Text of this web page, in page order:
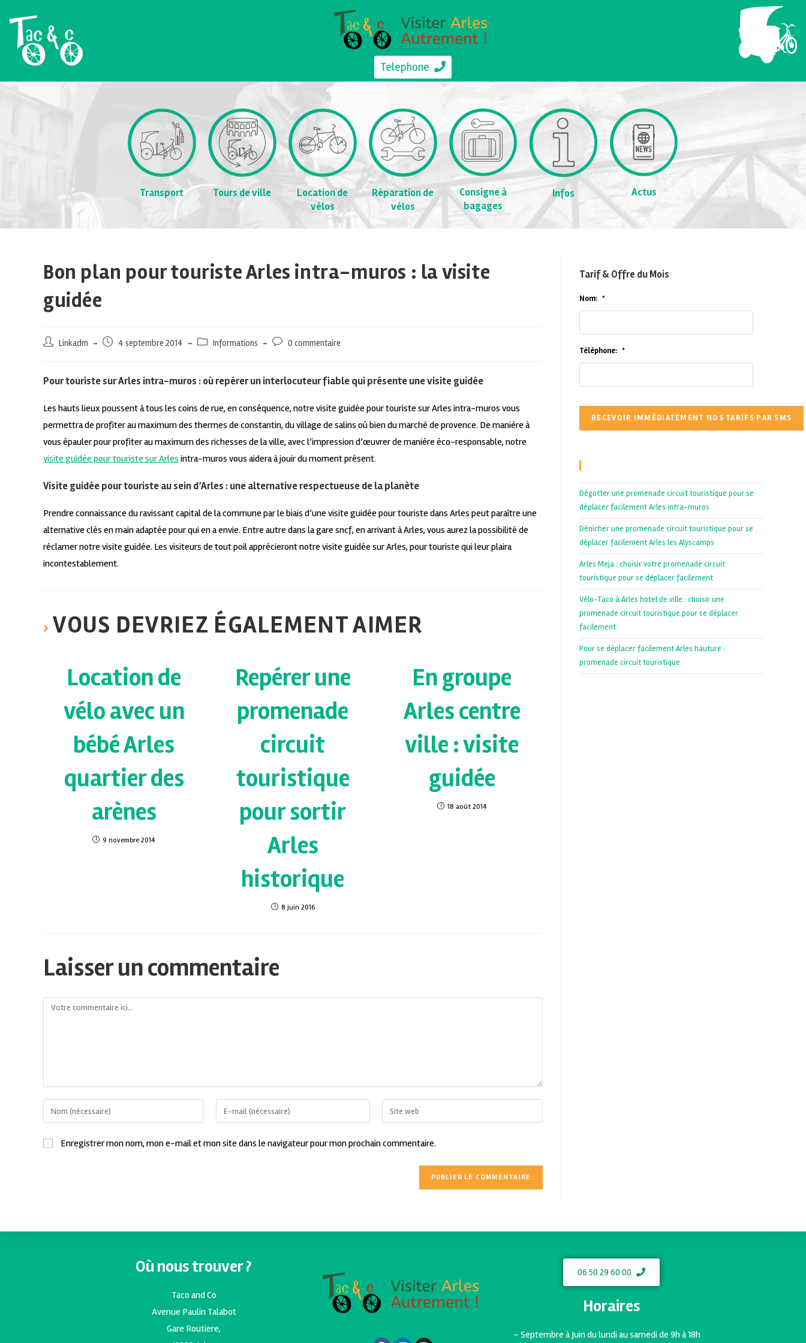
Telephone
Transport Tours de ville
Location de
vélos
Réparation de
vélos
Consigne à
bagages
Infos Actus
Bon plan pour touriste Arles intra-muros : la visite
guidée
Linkadm 4 septembre 2014 Informations 0 commentaire
Pour touriste sur Arles intra-muros : où repérer un interlocuteur fiable qui présente une visite guidée
Les hauts lieux poussent à tous les coins de rue, en conséquence, notre visite guidée pour touriste sur Arles intra-muros vous
permettra de profiter au maximum des thermes de constantin, du village de salins où bien du marché de provence. De manière à
vous épauler pour profiter au maximum des richesses de la ville, avec l’impression d’œuvrer de manière éco-responsable, notre
visite guidée pour touriste sur Arles intra-muros vous aidera à jouir du moment présent.
Visite guidée pour touriste au sein d’Arles : une alternative respectueuse de la planète
Prendre connaissance du ravissant capital de la commune par le biais d’une visite guidée pour touriste dans Arles peut paraître une
alternative clés en main adaptée pour qui en a envie. Entre autre dans la gare sncf, en arrivant à Arles, vous aurez la possibilité de
réclamer notre visite guidée. Les visiteurs de tout poil apprécieront notre visite guidée sur Arles, pour touriste qui leur plaira
incontestablement.
VOUS DEVRIEZ ÉGALEMENT AIMER
Location de
vélo avec un
bébé Arles
quartier des
arènes
9 novembre 2014
Repérer une
promenade
circuit
touristique
pour sortir
Arles
historique
8 juin 2016
En groupe
Arles centre
ville : visite
guidée
18 août 2014
Laisser un commentaire
Enregistrer mon nom, mon e-mail et mon site dans le navigateur pour mon prochain commentaire.
Tarif & Offre du Mois
Nom: *
Téléphone: *
Dégotter une promenade circuit touristique pour se
déplacer facilement Arles intra-muros
Dénicher une promenade circuit touristique pour se
déplacer facilement Arles les Alyscamps
Arles Meja : choisir votre promenade circuit
touristique pour se déplacer facilement
Vélo-Taco à Arles hotel de ville : choisir une
promenade circuit touristique pour se déplacer
facilement
Pour se déplacer facilement Arles hauture :
promenade circuit touristique
Où nous trouver ?
Taco and Co
Avenue Paulin Talabot
Gare Routiere,
06 50 29 60 00
Horaires
– Septembre à Juin du lundi au samedi de 9h à 18h